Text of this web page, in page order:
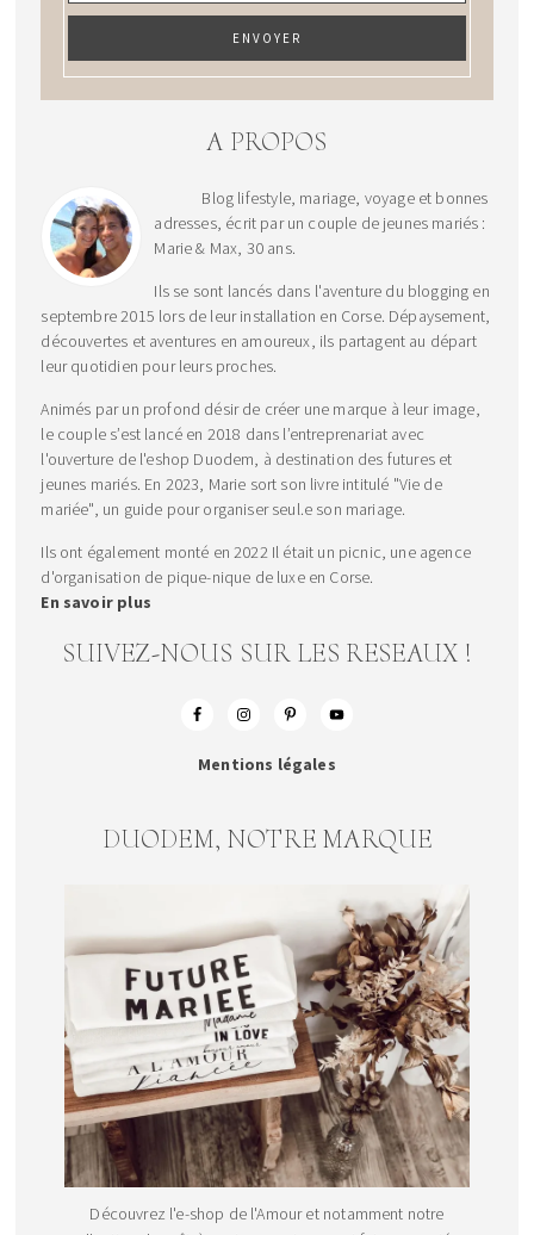
A PROPOS
Blog lifestyle, mariage, voyage et bonnes
adresses, écrit par un couple de jeunes mariés :
Marie & Max, 30 ans.
Ils se sont lancés dans l'aventure du blogging en
septembre 2015 lors de leur installation en Corse. Dépaysement,
découvertes et aventures en amoureux, ils partagent au départ
leur quotidien pour leurs proches.
Animés par un profond désir de créer une marque à leur image,
le couple s’est lancé en 2018 dans l’entreprenariat avec
l'ouverture de l'eshop Duodem, à destination des futures et
jeunes mariés. En 2023, Marie sort son livre intitulé "Vie de
mariée", un guide pour organiser seul.e son mariage.
Ils ont également monté en 2022 Il était un picnic, une agence
d'organisation de pique-nique de luxe en Corse.
En savoir plus
SUIVEZ-NOUS SUR LES RESEAUX !
Mentions légales
DUODEM, NOTRE MARQUE
Découvrez l'e-shop de l'Amour et notamment notre